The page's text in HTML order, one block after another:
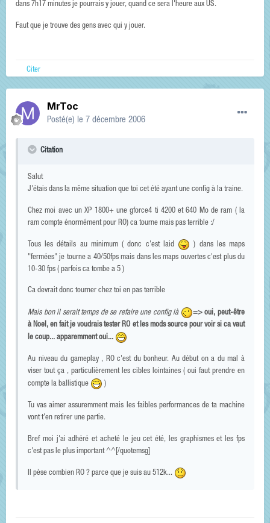
dans 7h17 minutes je pourrais y jouer, quand ce sera l'heure aux US.
Faut que je trouve des gens avec qui y jouer.
Citer
MrToc
Posté(e) le 7 décembre 2006
Citation
Salut
J'étais dans la même situation que toi cet été ayant une config à la traine.
Chez moi avec un XP 1800+ une gforce4 ti 4200 et 640 Mo de ram ( la
ram compte énormément pour RO) ca tourne mais pas terrible :/
Tous les détails au minimum ( donc c'est laid
) dans les maps
"fermées" je tourne a 40/50fps mais dans les maps ouvertes c'est plus du
10-30 fps ( parfois ca tombe a 5 )
Ca devrait donc tourner chez toi en pas terrible
Mais bon il serait temps de se refaire une config là
=> oui, peut-être
à Noel, en fait je voudrais tester RO et les mods source pour voir si ca vaut
le coup... apparemment oui...
Au niveau du gameplay , RO c'est du bonheur. Au début on a du mal à
viser tout ça , particulièrement les cibles lointaines ( oui faut prendre en
compte la ballistique
)
Tu vas aimer assuremment mais les faibles performances de ta machine
vont t'en retirer une partie.
Bref moi j'ai adhéré et acheté le jeu cet été, les graphismes et les fps
c'est pas le plus important ^^[/quotemsg]
Il pèse combien RO ? parce que je suis au 512k...